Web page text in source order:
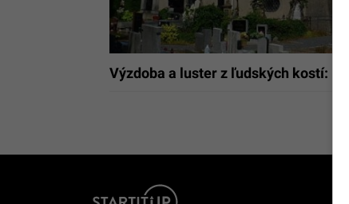
Výzdoba a luster z ľudských kostí: